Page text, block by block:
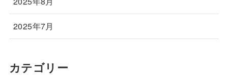
2025年7月
カテゴリー